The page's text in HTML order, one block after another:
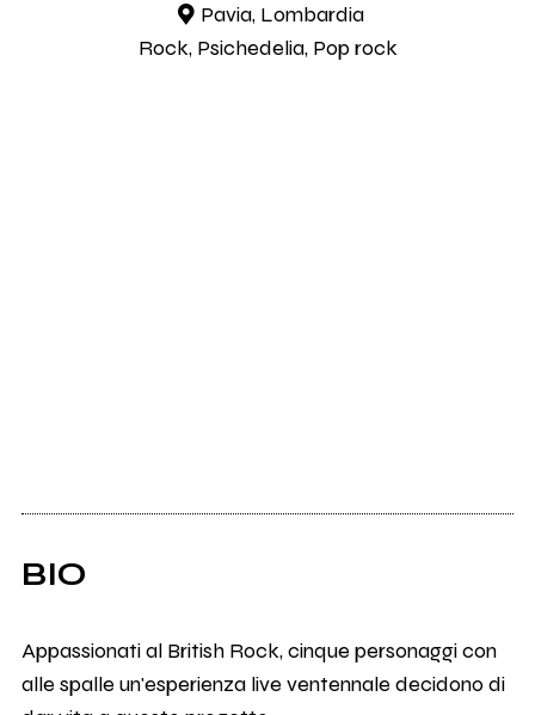
Pavia, Lombardia
Rock, Psichedelia, Pop rock
BIO
Appassionati al British Rock, cinque personaggi con
alle spalle un'esperienza live ventennale decidono di